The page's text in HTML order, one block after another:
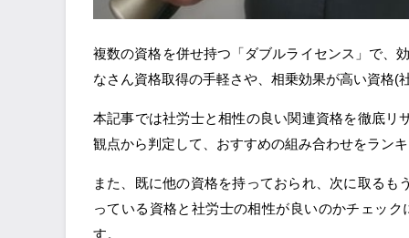
複数の資格を併せ持つ「ダブルライセンス」で、
なさん資格取得の手軽さや、相乗効果が高い資格(
本記事では社労士と相性の良い関連資格を徹底リ
観点から判定して、おすすめの組み合わせをラン
また、既に他の資格を持っておられ、次に取るも
っている資格と社労士の相性が良いのかチェッ
す。